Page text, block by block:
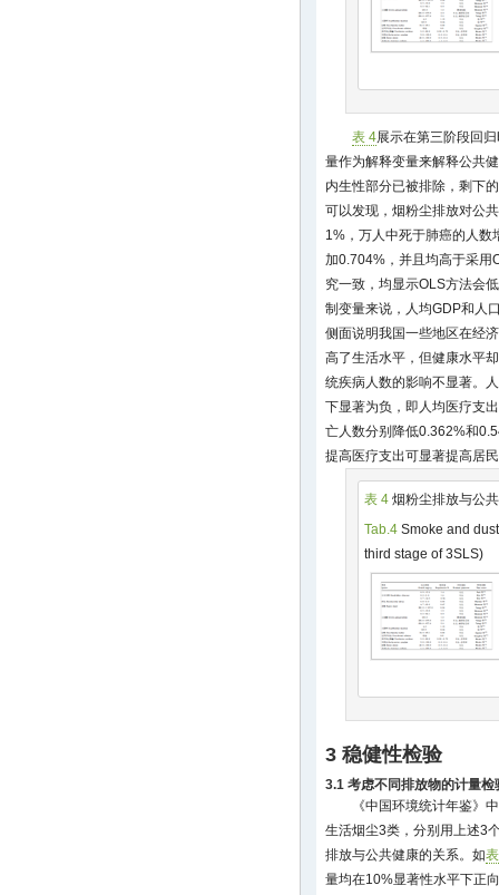
表 4展示在第三阶段回
量作为解释变量来解释公共
内生性部分已被排除，剩下
可以发现，烟粉尘排放对公
1%，万人中死于肺癌的人
加0.704%，并且均高于采用
究一致，均显示OLS方法会
制变量来说，人均GDP和人
侧面说明我国一些地区在经
高了生活水平，但健康水平
统疾病人数的影响不显著。
下显著为负，即人均医疗支
亡人数分别降低0.362%和
提高医疗支出可显著提高居
表 4 烟粉尘排放与公
Tab.4 Smoke and
third stage of 3SLS)
3 稳健性检验
3.1 考虑不同排放物的计量检
《中国环境统计年鉴》
生活烟尘3类，分别用上述3
排放与公共健康的关系。如
量均在10%显著性水平下正